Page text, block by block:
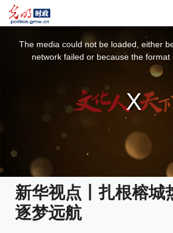
The media could not be loaded, either
network failed or because the format
新华视点丨扎根榕城
逐梦远航